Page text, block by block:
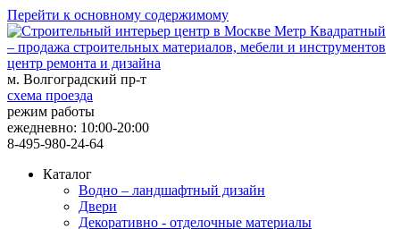
Перейти к основному содержимому
центр ремонта и дизайна
м. Волгоградский пр-т
схема проезда
режим работы
ежедневно: 10:00-20:00
8-495-980-24-64
Каталог
Водно – ландшафтный дизайн
Двери
Декоративно - отделочные материалы